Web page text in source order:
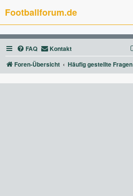
Footballforum.de
FAQ Kontakt
Foren-Übersicht
Häufig gestellte Fragen